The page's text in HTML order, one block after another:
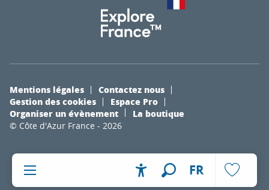
FR
© Côte d'Azur France - 2026
Mentions légales
Contactez nous
Gestion des cookies
Espace Pro
Organiser un évènement
La boutique